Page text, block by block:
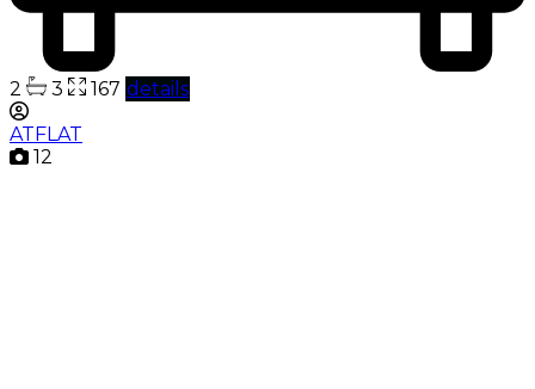
2 3 167 details
ATFLAT
12